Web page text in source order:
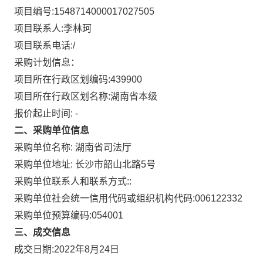
项目编号:1548714000017027505
项目联系人:李林珂
项目联系电话:/
采购计划信息：
项目所在行政区划编码:439900
项目所在行政区划名称:湖南省本级
报价起止时间: -
二、采购单位信息
采购单位名称: 湖南省司法厅
采购单位地址: 长沙市韶山北路5号
采购单位联系人和联系方式::
采购单位社会统一信用代码或组织机构代码:006122332
采购单位预算编码:054001
三、成交信息
成交日期:2022年8月24日